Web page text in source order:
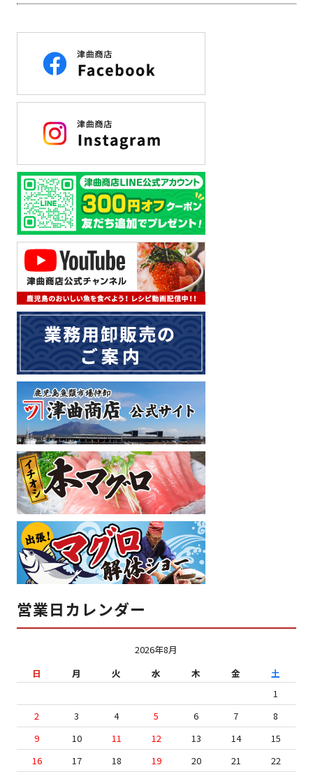
営業日カレンダー
2026年8月
日
月 火 水 木 金
土
1
2
3 4 5 6 7
8
9
10 11 12 13 14
15
16
17 18 19 20 21
22